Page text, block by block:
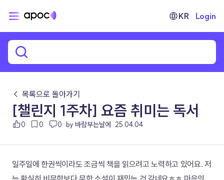
KR Login
← 목록으로 돌아가기
[챌린지 1주차] 요즘 취미는 독서
0 0 0 by 바람부는날에 25.04.04
일주일에 한권씩이라도 조금씩 책을 읽으려고 노력하고 있어요. 저